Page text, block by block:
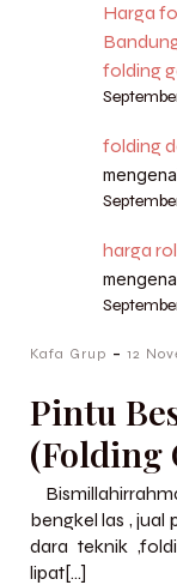
Harga
folding
folding
harga
Kafa Grup - 12
Pintu
(Folding
bengkel las , jual
dara teknik
lipat[…]